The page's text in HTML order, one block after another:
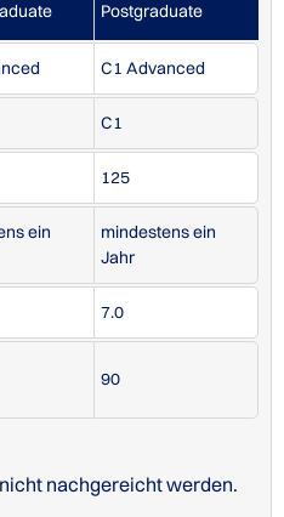
Postgraduate
C1 Advanced
C1
125
ein
mindestens ein
Jahr
7.0
90
nachgereicht werden.